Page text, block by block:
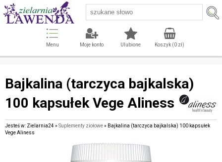
Menu Moje konto Ulubione Koszyk (0zł)
Bajkalina (tarczyca bajkalska)
100 kapsułek Vege Aliness
Jesteś w: Zielarnia24 »Suplementy ziołowe» Bajkalina (tarczyca bajkalska) 100 kapsułek
Vege Aliness